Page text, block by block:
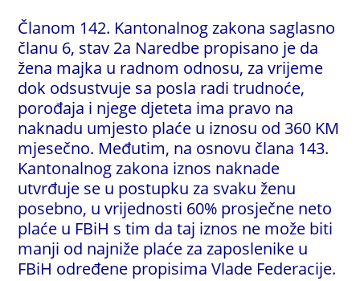
Članom 142. Kantonalnog zakona saglasno
članu 6, stav 2a Naredbe propisano je da
žena majka u radnom odnosu, za vrijeme
dok odsustvuje sa posla radi trudnoće,
porođaja i njege djeteta ima pravo na
naknadu umjesto plaće u iznosu od 360 KM
mjesečno. Međutim, na osnovu člana 143.
Kantonalnog zakona iznos naknade
utvrđuje se u postupku za svaku ženu
posebno, u vrijednosti 60% prosječne neto
plaće u FBiH s tim da taj iznos ne može biti
manji od najniže plaće za zaposlenike u
FBiH određene propisima Vlade Federacije.